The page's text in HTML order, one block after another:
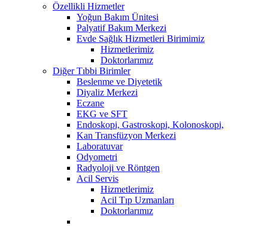
Özellikli Hizmetler
Yoğun Bakım Ünitesi
Palyatif Bakım Merkezi
Evde Sağlık Hizmetleri Birimimiz
Hizmetlerimiz
Doktorlarımız
Diğer Tıbbi Birimler
Beslenme ve Diyetetik
Diyaliz Merkezi
Eczane
EKG ve SFT
Endoskopi, Gastroskopi, Kolonoskopi,
Kan Transfüzyon Merkezi
Laboratuvar
Odyometri
Radyoloji ve Röntgen
Acil Servis
Hizmetlerimiz
Acil Tıp Uzmanları
Doktorlarımız